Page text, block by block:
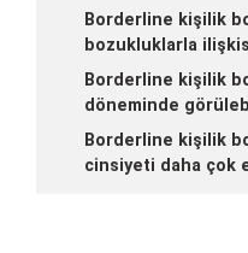
Borderline kişilik
bozukluklarla
Borderline kişilik
döneminde
Borderline kişilik
cinsiyeti daha çok